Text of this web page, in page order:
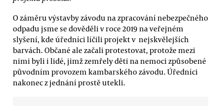
O záměru výstavby závodu na zpracování nebezpečného
odpadu jsme se dověděli v roce 2019 na veřejném
slyšení, kde úředníci líčili projekt v nejskvělejších
barvách. Občané ale začali protestovat, protože mezi
nimi byli i lidé, jimž zemřely děti na nemoci způsobené
původním provozem kambarského závodu. Úředníci
nakonec z jednání prostě utekli.